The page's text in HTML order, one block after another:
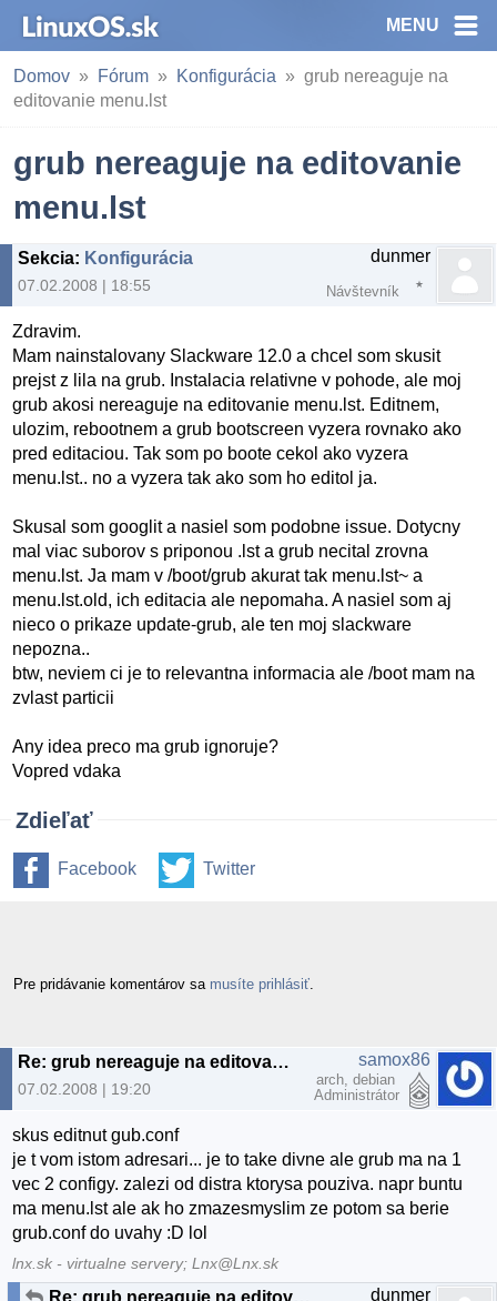
MENU
Domov Fórum Konfigurácia
grub nereaguje na
editovanie menu.lst
grub nereaguje na editovanie
menu.lst
Sekcia: Konfigurácia
07.02.2008 | 18:55
dunmer
Návštevník
Zdravim.
Mam nainstalovany Slackware 12.0 a chcel som skusit
prejst z lila na grub. Instalacia relativne v pohode, ale moj
grub akosi nereaguje na editovanie menu.lst. Editnem,
ulozim, rebootnem a grub bootscreen vyzera rovnako ako
pred editaciou. Tak som po boote cekol ako vyzera
menu.lst.. no a vyzera tak ako som ho editol ja.
Skusal som googlit a nasiel som podobne issue. Dotycny
mal viac suborov s priponou .lst a grub necital zrovna
menu.lst. Ja mam v /boot/grub akurat tak menu.lst~ a
menu.lst.old, ich editacia ale nepomaha. A nasiel som aj
nieco o prikaze update-grub, ale ten moj slackware
nepozna..
btw, neviem ci je to relevantna informacia ale /boot mam na
zvlast particii
Any idea preco ma grub ignoruje?
Vopred vdaka
Zdieľať
Facebook Twitter
Pre pridávanie komentárov sa musíte prihlásiť
Re: grub nereaguje na editovanie menu.lst
07.02.2008 | 19:20
samox86
arch, debian
Administrátor
skus editnut gub.conf
je t vom istom adresari... je to take divne ale grub ma na 1
vec 2 configy. zalezi od distra ktorysa pouziva. napr buntu
ma menu.lst ale ak ho zmazesmyslim ze potom sa berie
grub.conf do uvahy :D lol
lnx.sk - virtualne servery; Lnx@Lnx.sk
Re: grub nereaguje na editovanie menu.lst dunmer